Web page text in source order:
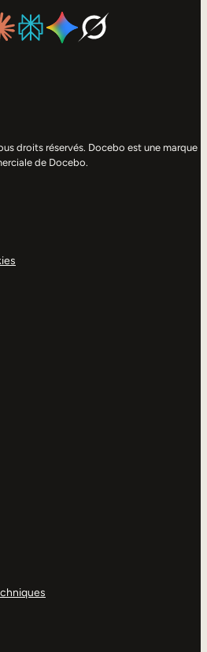
droits réservés. Docebo est une marque
de Docebo.